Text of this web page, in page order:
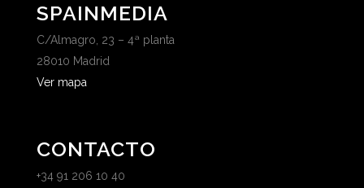
SPAINMEDIA
C/Almagro, 23 – 4ª planta
28010 Madrid
Ver mapa
CONTACTO
+34 91 206 10 40